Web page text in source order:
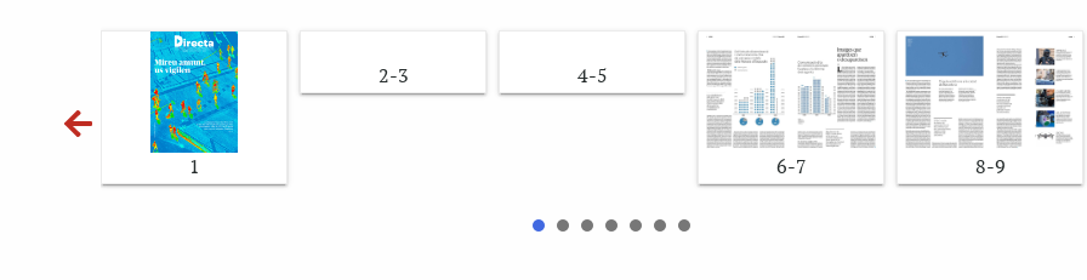
1
2-3 4-5
6-7 8-9